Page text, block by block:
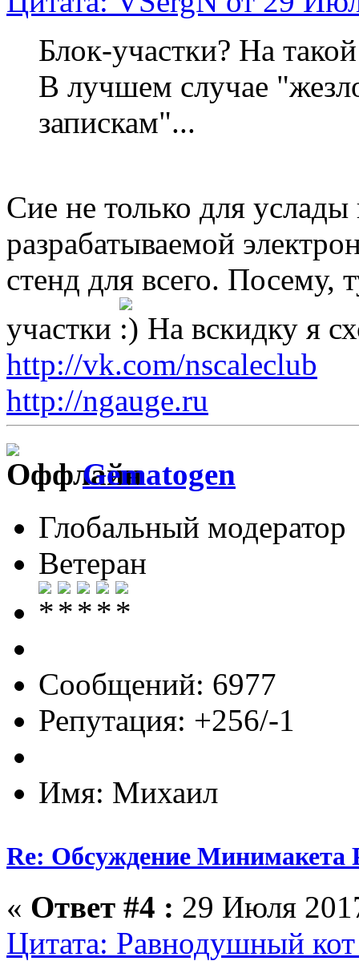
Блок-участки? На
В лучшем случае
запискам"...
Сие не только для услады
разрабатываемой
стенд для всего. Посему,
участки
На вскидку я
http://vk.com/nscaleclub
http://ngauge.ru
Gematogen
Глобальный модератор
Ветеран
Сообщений: 6977
Репутация: +256/-1
Имя: Михаил
Re: Обсуждение Минимакета
« Ответ #4 : 29 Июля
Цитата: Равнодушный